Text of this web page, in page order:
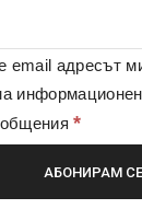
email адресът
*